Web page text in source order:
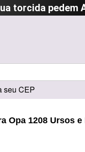
torcida pedem
seu CEP
Opa 1208 Ursos e